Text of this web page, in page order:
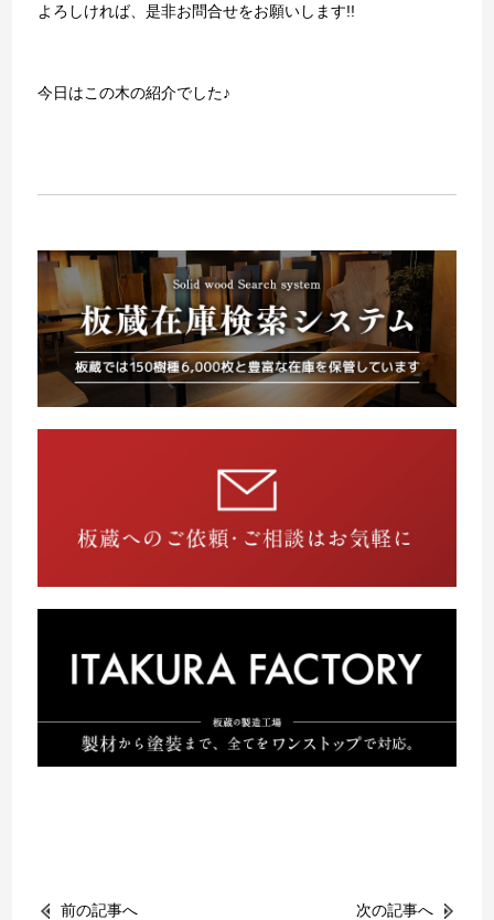
よろしければ、是非お問合せをお願いします!!
今日はこの木の紹介でした♪
前の記事へ 次の記事へ